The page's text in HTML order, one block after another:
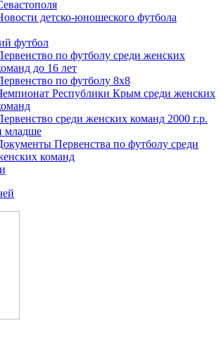
детско-юношеского футбола
футбол
по футболу среди женских
до 16 лет
по футболу 8х8
Республики Крым среди женских
среди женских команд 2000 г.р.
младше
Первенства по футболу среди
команд